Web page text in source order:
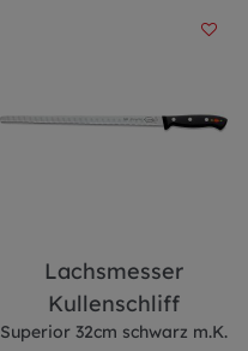
Lachsmesser
Kullenschliff
Superior 32cm schwarz m.K.